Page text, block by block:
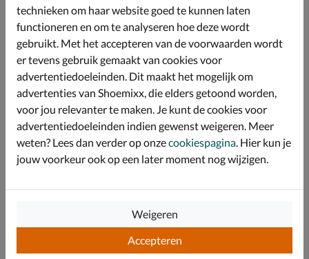
Het voetbed is bekleed met textiel en biedt een
uitstekende demping bij elke stap die je zet. Hierdoor
geniet je van langdurig draaggemak, wat deze boots
ideaal maakt voor dagelijks gebruik.
De robuuste rubberen Tract-buitenzool is speciaal
ontworpen voor maximale grip en duurzaamheid op
diverse ondergronden. Ondanks het grove profiel is de
zool verrassend licht van gewicht voor een moeiteloze
tred.
De gecementeerde constructie zorgt voor een flexibele
technieken om haar website goed te kunnen laten
functioneren en om te analyseren hoe deze wordt
gebruikt. Met het accepteren van de voorwaarden wordt
er tevens gebruik gemaakt van cookies voor
advertentiedoeleinden. Dit maakt het mogelijk om
advertenties van Shoemixx, die elders getoond worden,
voor jou relevanter te maken. Je kunt de cookies voor
advertentiedoeleinden indien gewenst weigeren. Meer
weten? Lees dan verder op onzecookiespagina . Hier kun je
jouw voorkeur ook op een later moment nog wijzigen.
Accepteren
Weigeren